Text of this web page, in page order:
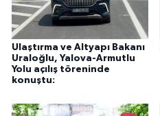
Ulaştırma ve Altyapı Bakanı
Uraloğlu, Yalova-Armutlu
Yolu açılış töreninde
konuştu: